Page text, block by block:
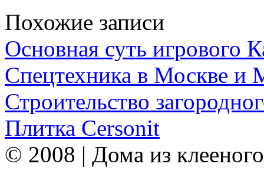
Похожие записи
Основная суть игрового
Спецтехника в Москве и
Строительство
Плитка Cersonit
© 2008 | Дома из